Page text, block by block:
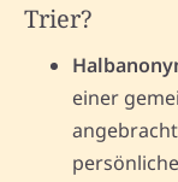
Trier?
einer